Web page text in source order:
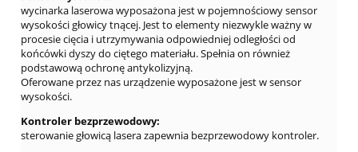
wycinarka laserowa wyposażona jest w pojemnościowy sensor
wysokości głowicy tnącej. Jest to elementy niezwykle ważny w
procesie cięcia i utrzymywania odpowiedniej odległości od
końcówki dyszy do ciętego materiału. Spełnia on również
podstawową ochronę antykolizyjną.
Oferowane przez nas urządzenie wyposażone jest w sensor
wysokości.
Kontroler bezprzewodowy:
sterowanie głowicą lasera zapewnia bezprzewodowy kontroler.